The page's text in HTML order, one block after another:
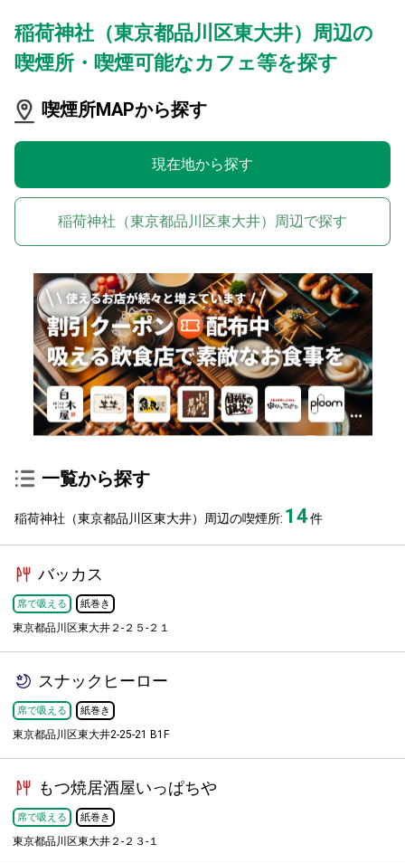
稲荷神社（東京都品川区東大井）周辺の
喫煙所・喫煙可能なカフェ等を探す
喫煙所MAPから探す
現在地から探す
稲荷神社（東京都品川区東大井）周辺で探す
一覧から探す
稲荷神社（東京都品川区東大井）周辺の喫煙所: 14件
バッカス
席で吸える 紙巻き
東京都品川区東大井２-２５-２１
スナックヒーロー
席で吸える 紙巻き
東京都品川区東大井2-25-21 B1F
もつ焼居酒屋いっぱちや
席で吸える 紙巻き
東京都品川区東大井２-２３-１